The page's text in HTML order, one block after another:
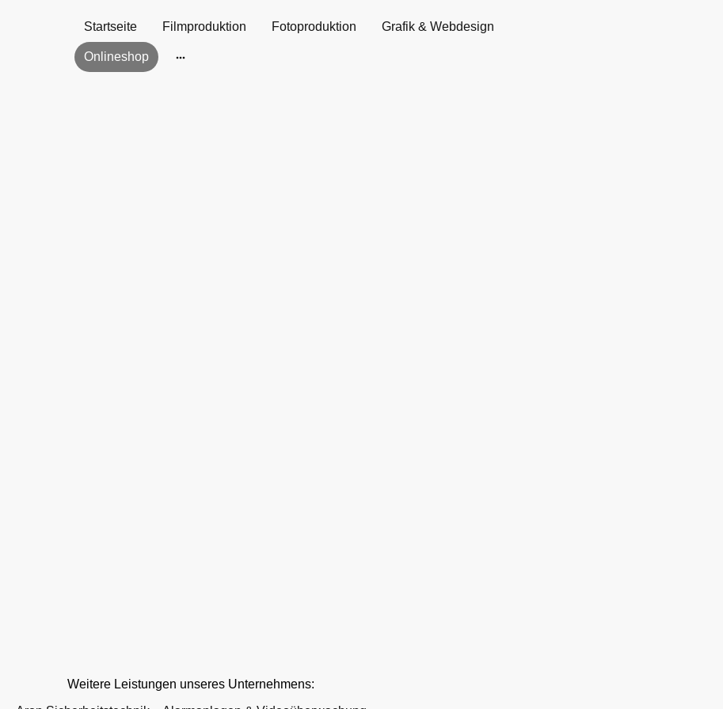
Startseite Filmproduktion Fotoproduktion Grafik & Webdesign
Onlineshop
Weitere Leistungen unseres Unternehmens: